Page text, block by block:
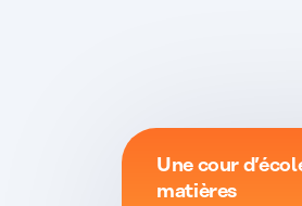
Une cour
matières